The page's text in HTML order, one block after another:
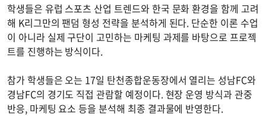
학생들은 유럽 스포츠 산업 트렌드와 한국 문화 환경을 함께 고려
해 K리그만의 팬덤 형성 전략을 분석하게 된다. 단순한 이론 수업
이 아니라 실제 구단이 고민하는 마케팅 과제를 바탕으로 프로젝
트를 진행하는 방식이다.
참가 학생들은 오는 17일 탄천종합운동장에서 열리는 성남FC와
경남FC의 경기도 직접 관람할 예정이다. 현장 운영 방식과 관중
반응, 마케팅 요소 등을 분석해 최종 결과물에 반영한다.